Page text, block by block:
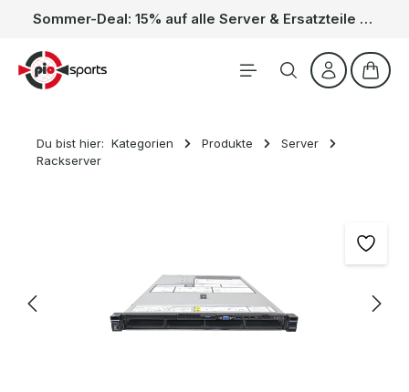
Zum Hauptinhalt springen Sommer-Deal: 15% auf alle Server & Ersatzteile – Kein Code nötig, der Rabatt wird automatisch im Warenkorb abgezogen. Gültig vom 01.06. bis 31.08.
Du bist hier: Kategorien Produkte
Server
Rackserver